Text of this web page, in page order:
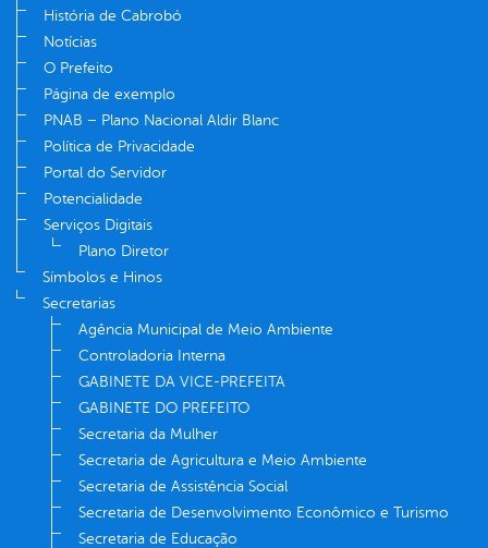
História de Cabrobó
Notícias
O Prefeito
Página de exemplo
PNAB – Plano Nacional Aldir Blanc
Política de Privacidade
Portal do Servidor
Potencialidade
Serviços Digitais
Plano Diretor
Símbolos e Hinos
Secretarias
Agência Municipal de Meio Ambiente
Controladoria Interna
GABINETE DA VICE-PREFEITA
GABINETE DO PREFEITO
Secretaria da Mulher
Secretaria de Agricultura e Meio Ambiente
Secretaria de Assistência Social
Secretaria de Desenvolvimento Econômico e Turismo
Secretaria de Educação